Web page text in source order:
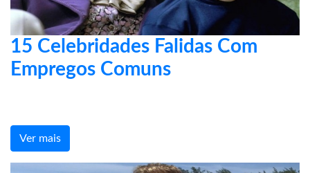
15 Celebridades Falidas Com
Empregos Comuns
Ver mais